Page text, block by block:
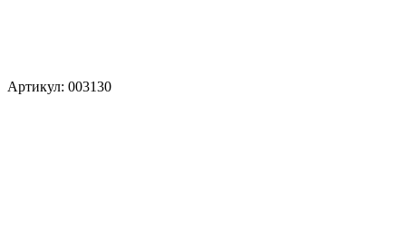
Артикул: 003130